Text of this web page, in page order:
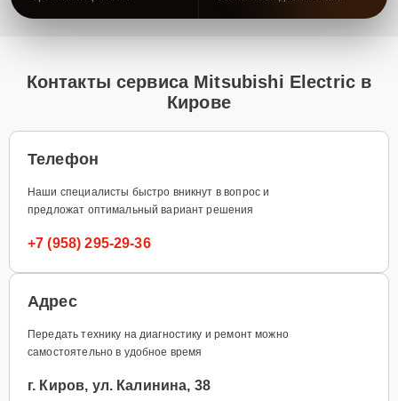
Контакты сервиса Mitsubishi Electric в
Кирове
Телефон
Наши специалисты быстро вникнут в вопрос и
предложат оптимальный вариант решения
+7 (958) 295-29-36
Адрес
Передать технику на диагностику и ремонт можно
самостоятельно в удобное время
г. Киров, ул. Калинина, 38